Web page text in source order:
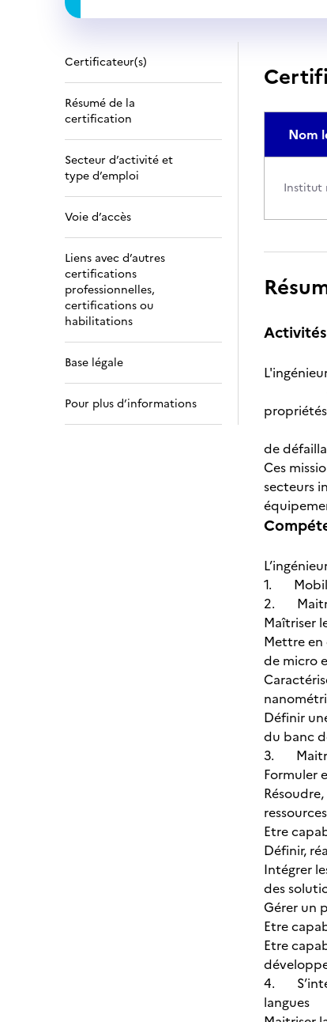
Certificateur(s)
Résumé de la
certification
Secteur d’activité et
type d’emploi
Voie d’accès
Liens avec d’autres
certifications
professionnelles,
certifications ou
habilitations
Base légale
Pour plus d’informations
Nom
Institut
- de
- de
de
Ces
secteurs
1.
2.
Maîtriser
Mettre en
de micro
Définir
du banc
3.
Formuler
Etre
Définir,
Intégrer
des
Gérer un
Etre
Etre
4.
langues